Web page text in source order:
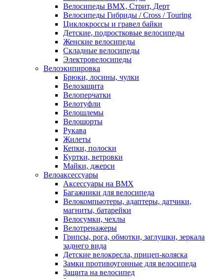
Велосипеды BMX, Стрит, Дерт
Велосипеды Гибриды / Cross / Touring
Циклокроссы и гравел байки
Детские, подростковые велосипеды
Женские велосипеды
Складные велосипеды
Электровелосипеды
Велоэкипировка
Брюки, лосины, чулки
Велозащита
Велоперчатки
Велотуфли
Велошлемы
Велошорты
Рукава
Жилеты
Кепки, полоски
Куртки, ветровки
Майки, джерси
Велоаксессуары
Аксессуары на BMX
Багажники для велосипеда
Велокомпьютеры, адаптеры, датчики,
магниты, батарейки
Велосумки, чехлы
Велотренажеры
Грипсы, рога, обмотки, заглушки, зеркала
заднего вида
Детские велокресла, прицеп-коляска
Замки противоугонные для велосипеда
Защита на велосипед